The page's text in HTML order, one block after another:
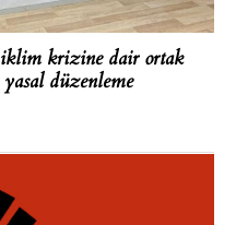
krizine dair ortak
yasal düzenleme